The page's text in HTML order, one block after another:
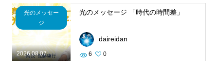
2026.08.07
光のメッセー
ジ
光のメッセージ 「時代の時間差」
daireidan
6 0